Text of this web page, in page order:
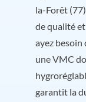
la-Forêt
de qualité
ayez besoin
une VMC
garantit la